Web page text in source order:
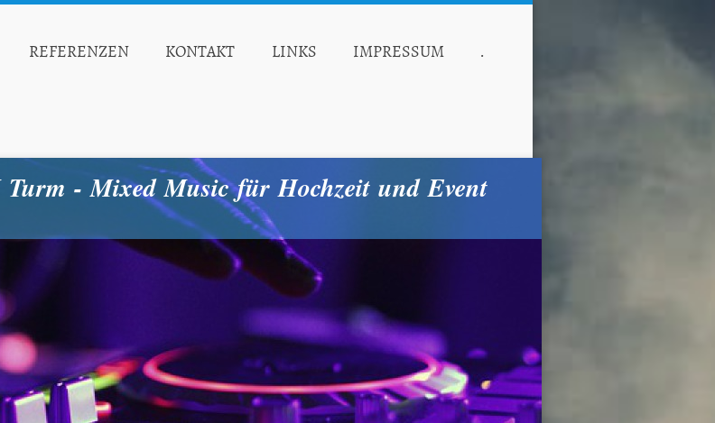
REFERENZEN KONTAKT LINKS IMPRESSUM .
Turm - Mixed Music für Hochzeit und Event